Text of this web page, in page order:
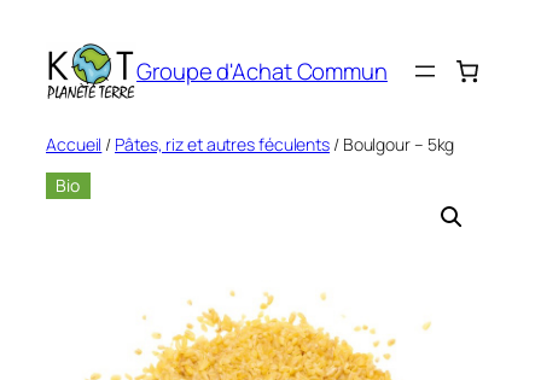
contenu
Groupe d'Achat Commun
Accueil / Pâtes, riz et autres féculents / Boulgour – 5kg
Bio